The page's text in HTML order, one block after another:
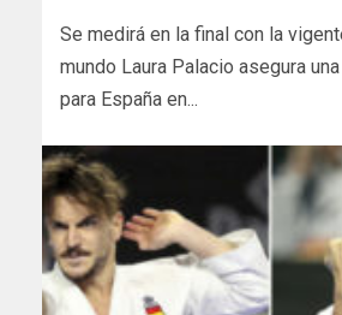
Se medirá en la final con la
mundo Laura Palacio asegura
para España en...